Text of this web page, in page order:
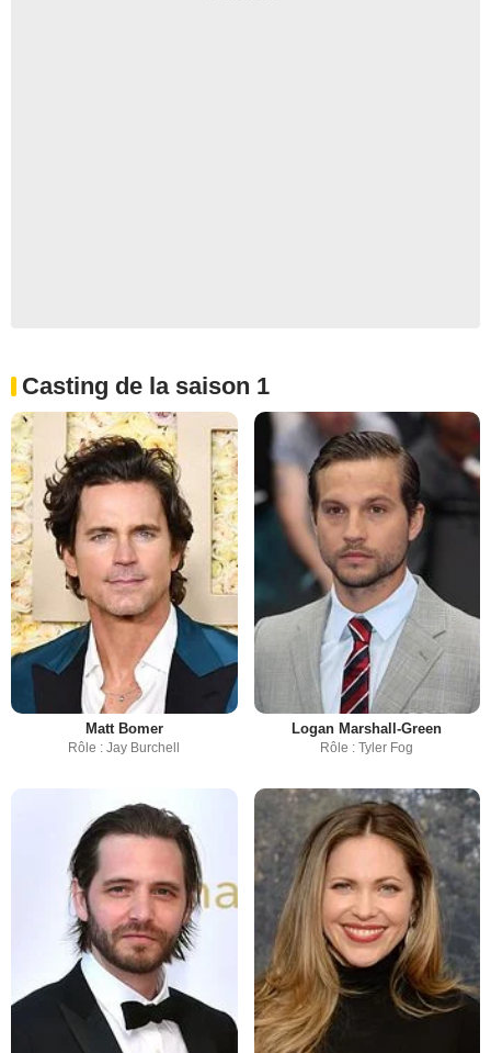
Casting de la saison 1
Matt Bomer
Rôle : Jay Burchell
Logan Marshall-Green
Rôle : Tyler Fog